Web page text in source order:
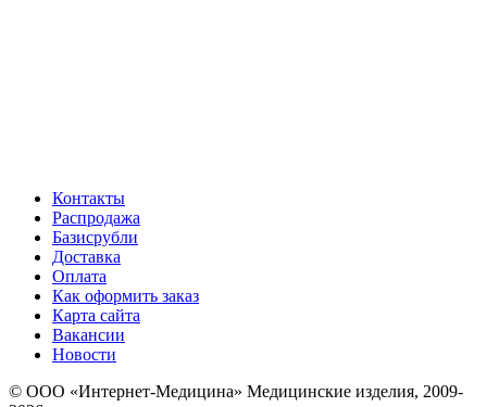
Контакты
Распродажа
Базисрубли
Доставка
Оплата
Как оформить заказ
Карта сайта
Вакансии
Новости
© ООО «Интернет-Медицина» Медицинские изделия, 2009-